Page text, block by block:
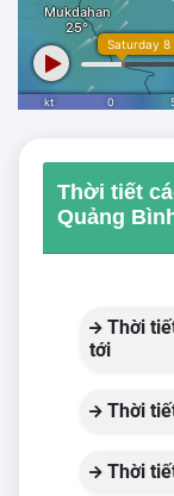
Thời tiết
Quảng
Thời
tới
Thời
Thời